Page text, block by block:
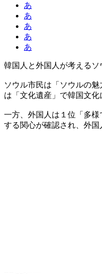
あ
あ
あ
あ
あ
韓国人と外国人が考える
ソウル市民は「ソウルの
は「文化遺産」で韓国文
一方、外国人は１位「多
する関心が確認され、外